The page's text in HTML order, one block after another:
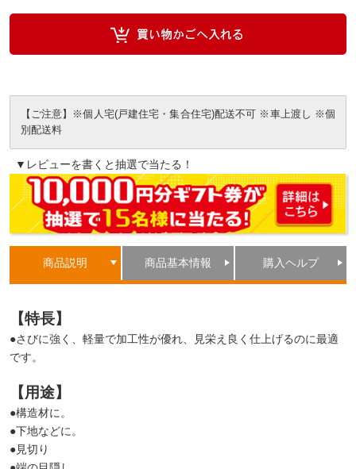
【ご注意】※個人宅(戸建住宅・集合住宅)配送不可 ※車上渡し ※個
別配送料
▼レビューを書くと抽選で当たる！
商品説明 商品基本情報 購入ヘルプ
【特長】
●さびに強く、軽量で加工性が優れ、見栄え良く仕上げるのに最適
です。
【用途】
●構造材に。
●下地などに。
●見切り